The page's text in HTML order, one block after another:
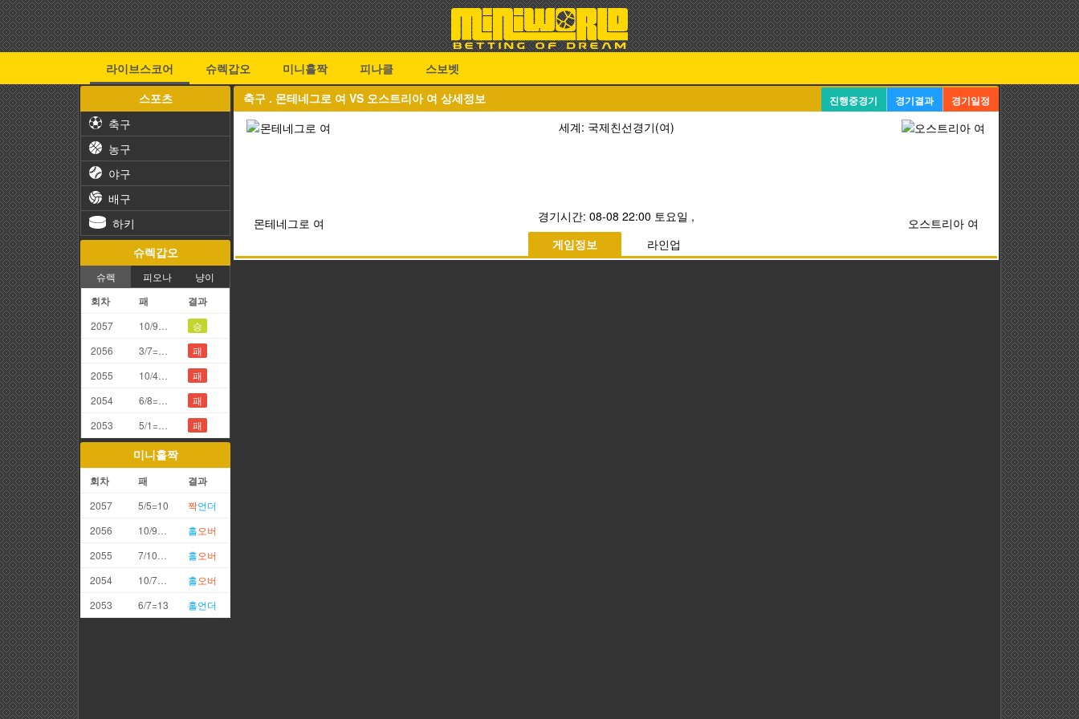
라이브스코어 슈렉갑오 미니홀짝 피나클
스보벳
스포츠
축구
농구
야구
배구
하키
슈렉갑오
슈렉 피오나 냥이
회차 패 결과
2057 10/9=9끗(갑오)
승
2056
3/7=0끗(망통)
패
2055
10/4=4끗
패
2054
6/8=4끗
패
2053
5/1=6끗 패
미니홀짝
회차 패 결과
2057 5/5=10 짝언더
2056
10/9=19 홀오버
2055
7/10=17 홀오버
2054
10/7=17 홀오버
2053
6/7=13 홀언더
축구 . 몬테네그로 여 VS 오스트리아 여 상세정보 진행중경기 경기결과 경기일정
몬테네그로 여
세계: 국제친선경기(여)
경기시간:08-08 22:00 토요일 ,
오스트리아 여
게임정보
라인업